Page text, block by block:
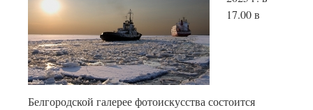
17.00 в
Белгородской галерее фотоискусства состоится